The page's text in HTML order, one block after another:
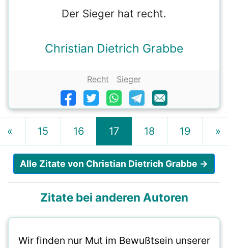
Der Sieger hat recht.
Christian Dietrich Grabbe
Recht Sieger
« 15 16 17 18 19 »
Alle Zitate von Christian Dietrich Grabbe →
Zitate bei anderen Autoren
Wir finden nur Mut im Bewußtsein unserer